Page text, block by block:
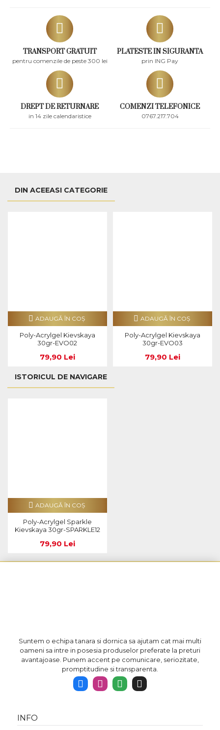
TRANSPORT GRATUIT
pentru comenzile de peste 300 lei
PLATESTE IN SIGURANTA
prin ING Pay
DREPT DE RETURNARE
in 14 zile calendaristice
COMENZI TELEFONICE
0767.217.704
DIN ACEEASI CATEGORIE
Poly-Acrylgel Kievskaya
30gr-EVO02
79,90 Lei
ADAUGĂ ÎN COŞ
Poly-Acrylgel Kievskaya
30gr-EVO03
79,90 Lei
ADAUGĂ ÎN COŞ
ISTORICUL DE NAVIGARE
Poly-Acrylgel Sparkle
Kievskaya 30gr-SPARKLE12
79,90 Lei
ADAUGĂ ÎN COŞ
Suntem o echipa tanara si dornica sa ajutam cat mai multi
oameni sa intre in posesia produselor preferate la preturi
avantajoase. Punem accent pe comunicare, seriozitate,
promptitudine si transparenta.
INFO